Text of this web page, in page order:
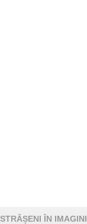
STRĂȘENI ÎN IMAGINI